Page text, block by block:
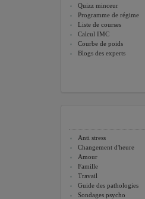
Quizz minceur
Programme de régime
Liste de courses
Calcul IMC
Courbe de poids
Blogs des experts
Anti stress
Changement d'heure
Amour
Famille
Travail
Guide des pathologies
Sondages psycho